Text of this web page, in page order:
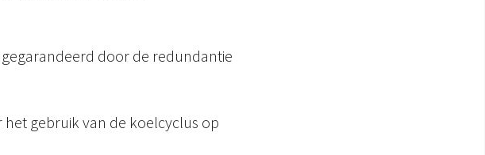
gegarandeerd door de redundantie
gebruik van de koelcyclus op